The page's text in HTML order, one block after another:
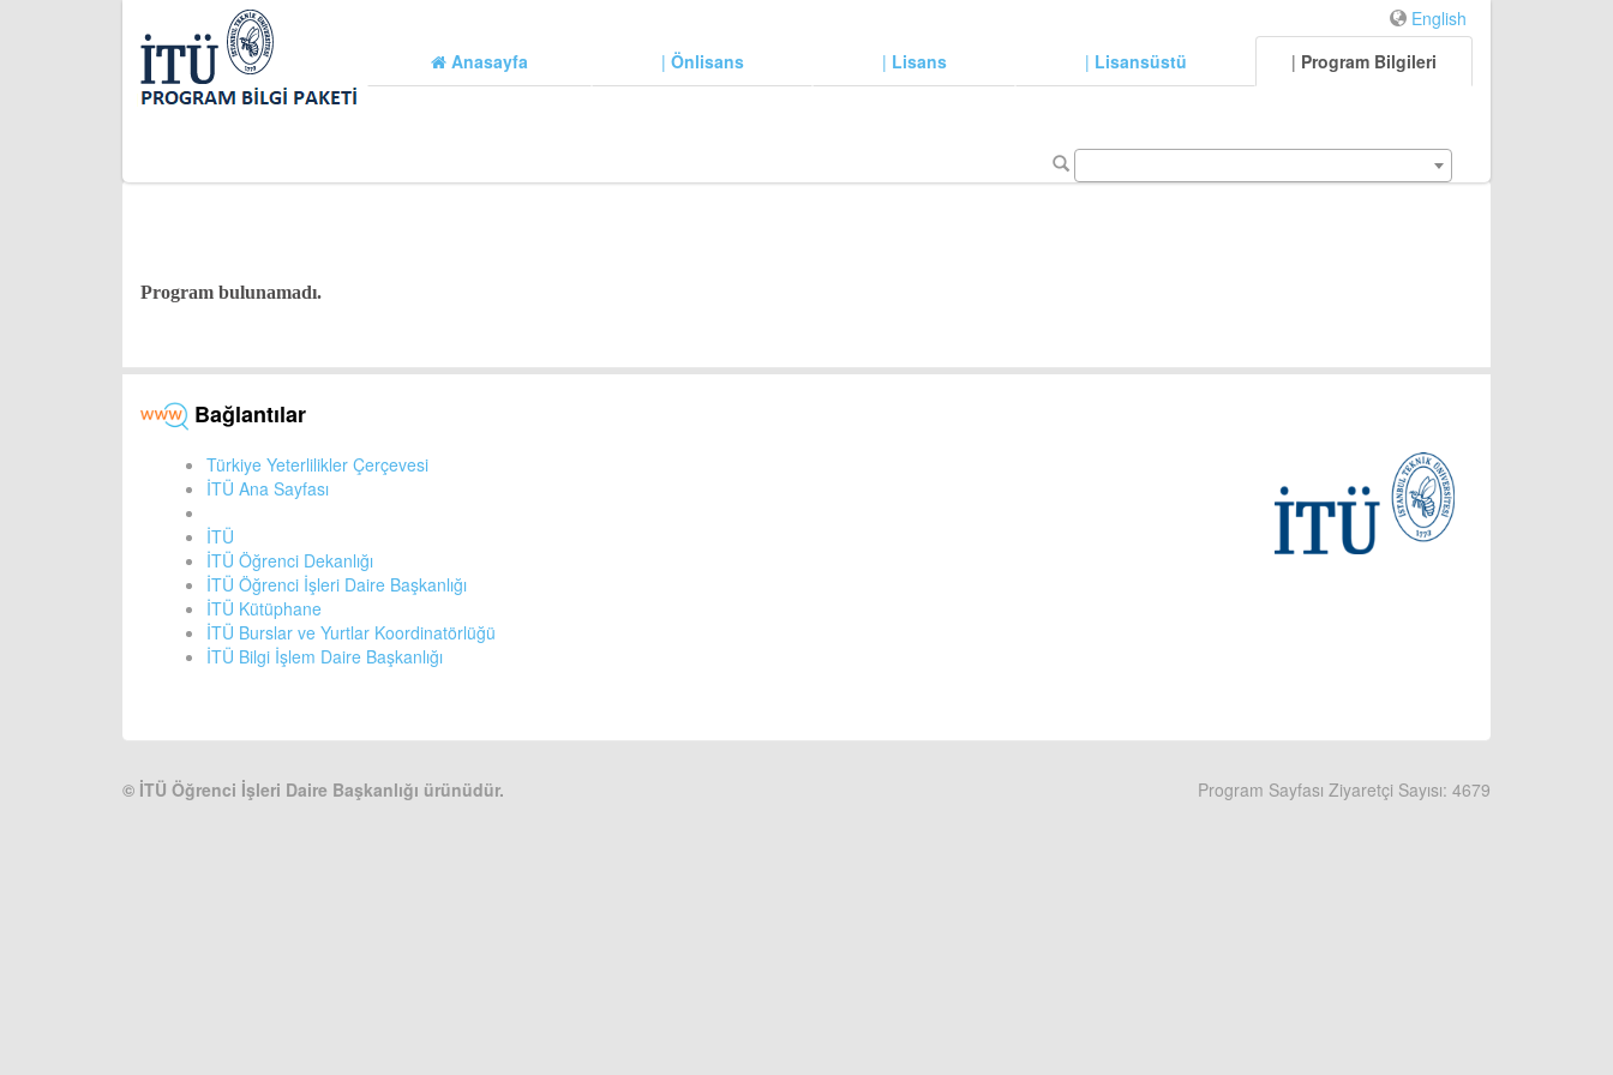
English
Anasayfa
| Önlisans | Lisans | Lisansüstü | Program Bilgileri
Program bulunamadı.
Bağlantılar
Türkiye Yeterlilikler Çerçevesi
İTÜ Ana Sayfası
İTÜ
İTÜ Öğrenci Dekanlığı
İTÜ Öğrenci İşleri Daire Başkanlığı
İTÜ Kütüphane
İTÜ Burslar ve Yurtlar Koordinatörlüğü
İTÜ Bilgi İşlem Daire Başkanlığı
© İTÜ Öğrenci İşleri Daire Başkanlığı ürünüdür. Program Sayfası Ziyaretçi Sayısı: 4679